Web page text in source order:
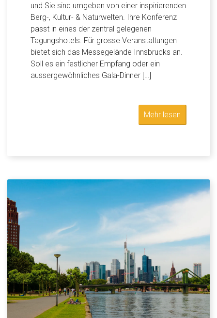
und Sie sind umgeben von einer inspirierenden
Berg-, Kultur- & Naturwelten. Ihre Konferenz
passt in eines der zentral gelegenen
Tagungshotels. Für grosse Veranstaltungen
bietet sich das Messegelände Innsbrucks an.
Soll es ein festlicher Empfang oder ein
aussergewöhnliches Gala-Dinner […]
Mehr lesen